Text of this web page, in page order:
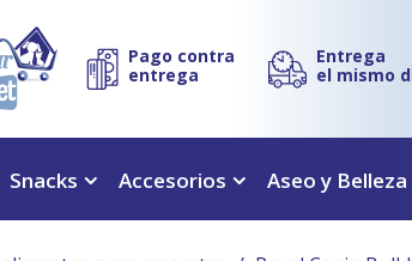
Pago contra
entrega
Entrega
el mismo
Snacks Accesorios Aseo y Belleza